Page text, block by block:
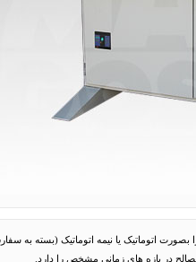
بصورت اتوماتیک یا نیمه اتوماتیک (بسته به
در بازه های زمانی مشخص را دارد.